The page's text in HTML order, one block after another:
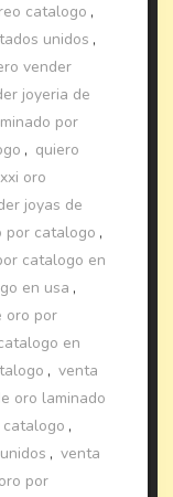
catalogo ,
unidos ,
vender
joyeria de
por
, quiero
oro
joyas de
por catalogo ,
catalogo en
en usa ,
oro por
en
, venta
oro laminado
,
, venta
por